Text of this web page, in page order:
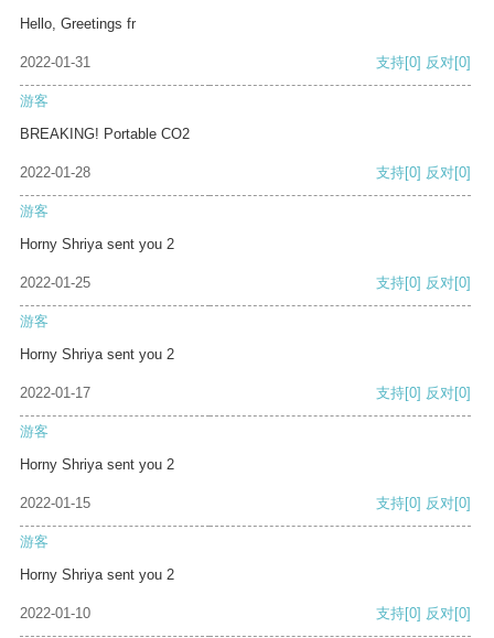
Hello, Greetings fr
2022-01-31 支持[0] 反对[0]
游客
BREAKING! Portable CO2
2022-01-28 支持[0] 反对[0]
游客
Horny Shriya sent you 2
2022-01-25 支持[0] 反对[0]
游客
Horny Shriya sent you 2
2022-01-17 支持[0] 反对[0]
游客
Horny Shriya sent you 2
2022-01-15 支持[0] 反对[0]
游客
Horny Shriya sent you 2
2022-01-10 支持[0] 反对[0]